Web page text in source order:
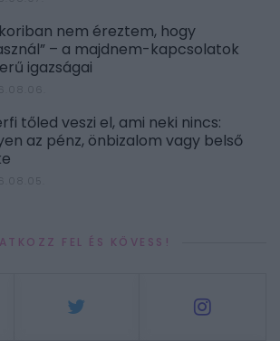
nem éreztem, hogy
– a majdnem-kapcsolatok
igazságai
tőled veszi el, ami neki nincs:
az pénz, önbizalom vagy belső
FEL ÉS KÖVESS!